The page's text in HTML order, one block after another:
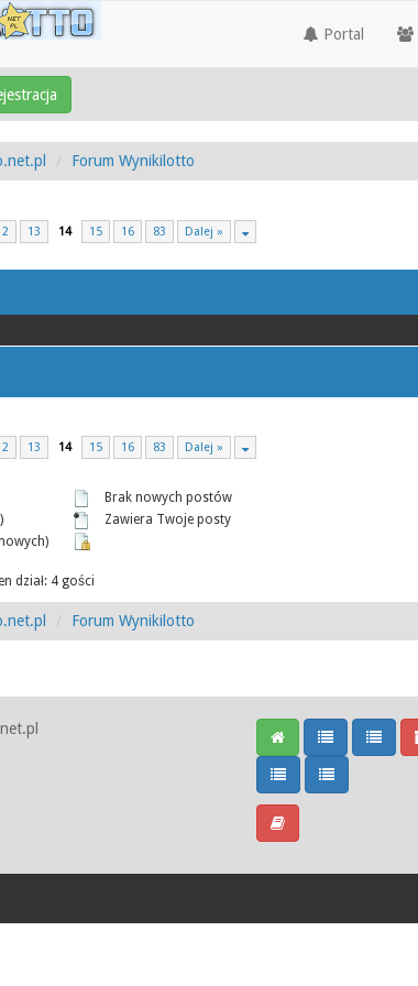
Portal
Forum Wynikilotto
13 14 15 16 83 Dalej »
13 14 15 16 83 Dalej »
Brak nowych postów
Zawiera Twoje posty
dział: 4 gości
Forum Wynikilotto